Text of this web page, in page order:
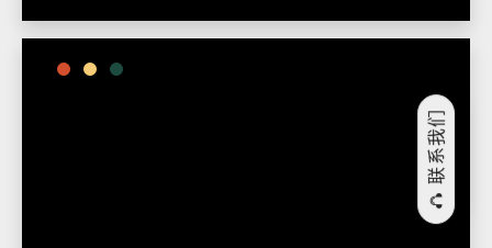
联系我们